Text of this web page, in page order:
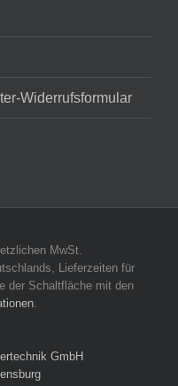
Widerrufsformular
MwSt.
Lieferzeiten für
der Schaltfläche mit den
.
GmbH